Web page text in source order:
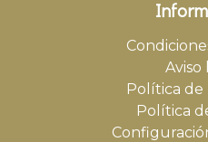
Aviso
Política de
Política